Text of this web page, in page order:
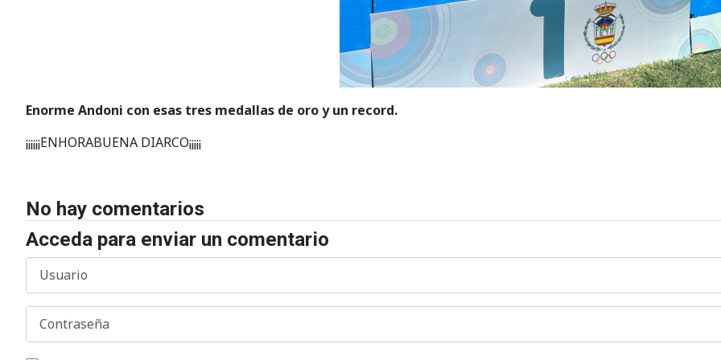
Enorme Andoni con esas tres medallas de oro y un record.
¡¡¡¡¡¡ENHORABUENA DIARCO¡¡¡¡¡
No hay comentarios
Acceda para enviar un comentario
Usuario
Contraseña